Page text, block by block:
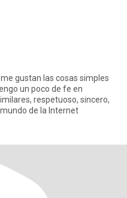
gustan las cosas simples
un poco de fe en
respetuoso, sincero,
cariñoso en este fría, e impersonal mundo de la Internet